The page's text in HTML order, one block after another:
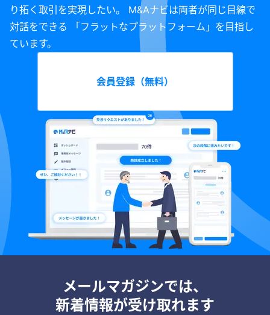
り拓く取引を実現したい。 M&Aナビは両者が同じ目線で
対話をできる 「フラットなプラットフォーム」を目指し
ています。
会員登録（無料）
メールマガジンでは、
新着情報が受け取れます